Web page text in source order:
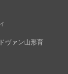
ヴァン山形育